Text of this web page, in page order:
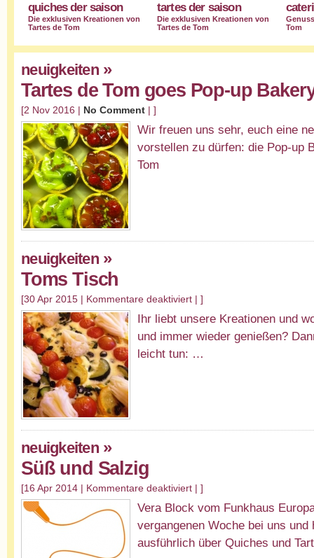
quiches der saison
Die exklusiven Kreationen von
Tartes de Tom
tartes der saison
Die exklusiven Kreationen von
Tartes de Tom
Tom
neuigkeiten»
Tartes de Tom goes Pop-up
[2 Nov 2016 | No Comment | ]
Wir freuen uns sehr, euch eine
vorstellen zu dürfen: die Pop-up
Tom
neuigkeiten»
Toms Tisch
[30 Apr 2015 | Kommentare deaktiviert | ]
Ihr liebt unsere Kreationen und
und immer wieder genießen?
leicht tun: …
neuigkeiten»
Süß und Salzig
[16 Apr 2014 | Kommentare deaktiviert | ]
Vera Block vom Funkhaus
vergangenen Woche bei uns und
ausführlich über Quiches und